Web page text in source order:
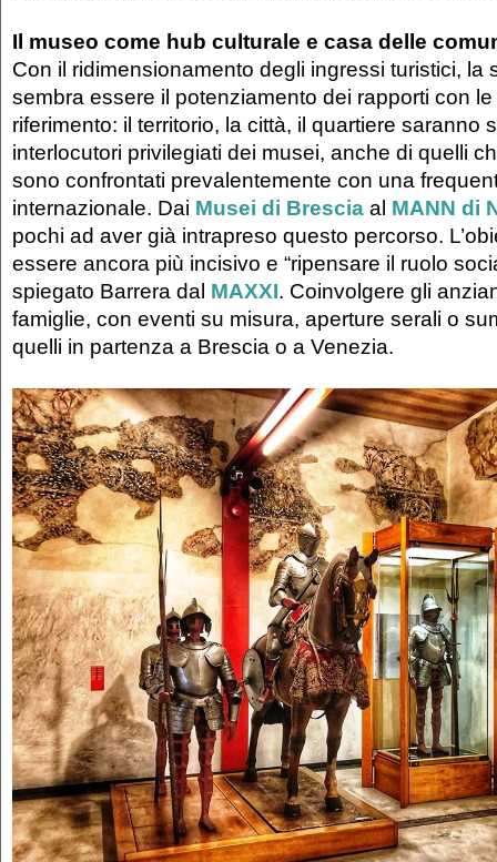
Il museo come hub culturale e casa delle
Con il ridimensionamento degli ingressi turistici, la
sembra essere il potenziamento dei rapporti con
riferimento: il territorio, la città, il quartiere saranno
interlocutori privilegiati dei musei, anche di quelli
sono confrontati prevalentemente con una
internazionale. Dai Musei di Brescia al MANN di
pochi ad aver già intrapreso questo percorso.
essere ancora più incisivo e “ripensare il ruolo
spiegato Barrera dal MAXXI. Coinvolgere gli
famiglie, con eventi su misura, aperture serali o
quelli in partenza a Brescia o a Venezia.